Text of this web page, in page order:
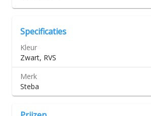
Specificaties
Kleur
Zwart, RVS
Merk
Steba